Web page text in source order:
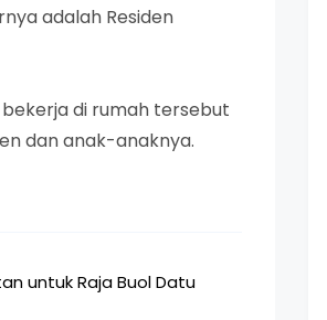
adalah Residen
di rumah tersebut
dan anak-anaknya.
untuk Raja Buol Datu